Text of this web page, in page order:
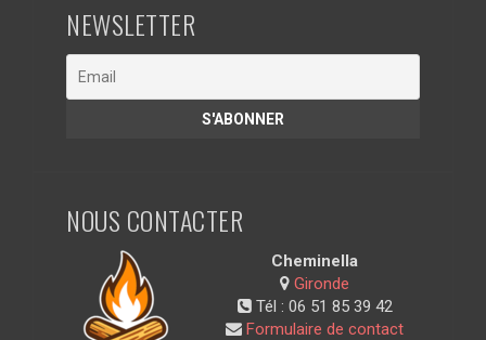
NEWSLETTER
NOUS CONTACTER
Cheminella
Gironde
Tél : 06 51 85 39 42
Formulaire de contact